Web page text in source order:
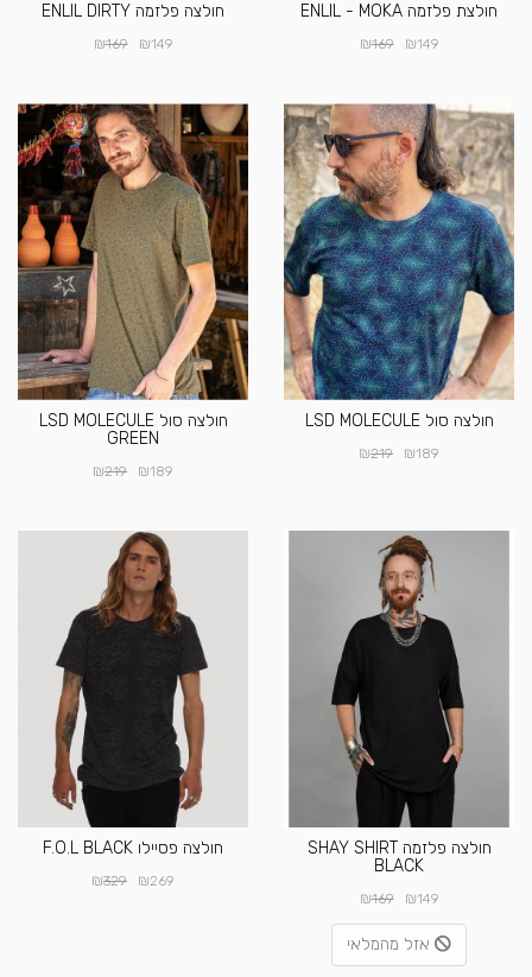
חולצת פלזמה ENLIL - MOKA
₪149
₪169
חולצה פלזמה ENLIL DIRTY
₪149
₪169
חולצה סול LSD MOLECULE
₪189
₪219
חולצה סול LSD MOLECULE
GREEN
₪189
₪219
חולצה פלזמה SHAY SHIRT
BLACK
₪149
₪169
אזל מהמלאי
חולצה פסיילו F.O.L BLACK
₪269
₪329